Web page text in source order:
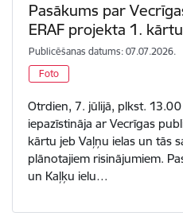
Pasākums par
ERAF projekta 1. kārtu
Publicēšanas datums: 07.07.2026.
Foto
Otrdien, 7. jūlijā, plkst.
iepazīstināja ar Vecrīgas
kārtu jeb Vaļņu ielas un tās
plānotajiem risinājumiem.
un Kaļķu ielu…